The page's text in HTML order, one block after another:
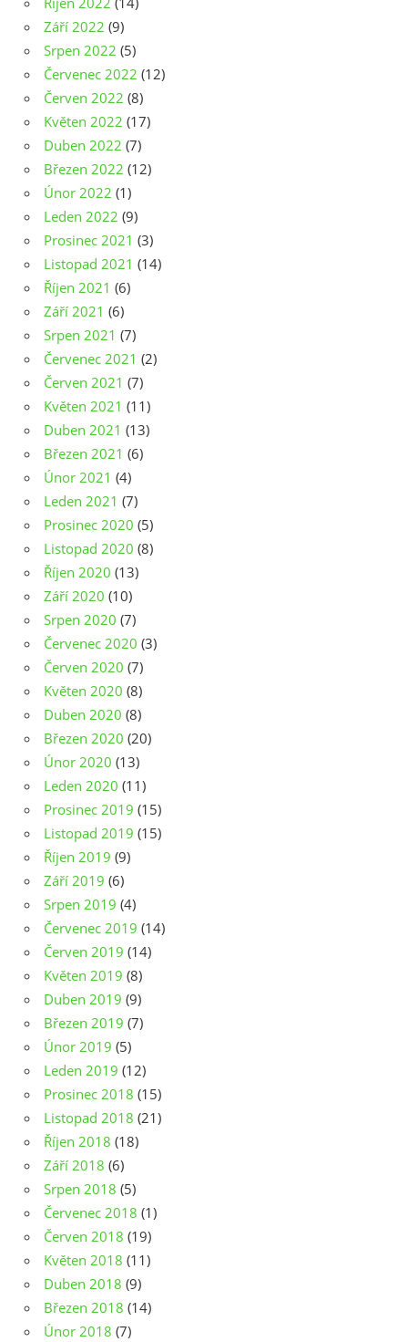
Září 2022 (9)
Srpen 2022 (5)
Červenec 2022 (12)
Červen 2022 (8)
Květen 2022 (17)
Duben 2022 (7)
Březen 2022 (12)
Únor 2022 (1)
Leden 2022 (9)
Prosinec 2021 (3)
Listopad 2021 (14)
Říjen 2021 (6)
Září 2021 (6)
Srpen 2021 (7)
Červenec 2021 (2)
Červen 2021 (7)
Květen 2021 (11)
Duben 2021 (13)
Březen 2021 (6)
Únor 2021 (4)
Leden 2021 (7)
Prosinec 2020 (5)
Listopad 2020 (8)
Říjen 2020 (13)
Září 2020 (10)
Srpen 2020 (7)
Červenec 2020 (3)
Červen 2020 (7)
Květen 2020 (8)
Duben 2020 (8)
Březen 2020 (20)
Únor 2020 (13)
Leden 2020 (11)
Prosinec 2019 (15)
Listopad 2019 (15)
Říjen 2019 (9)
Září 2019 (6)
Srpen 2019 (4)
Červenec 2019 (14)
Červen 2019 (14)
Květen 2019 (8)
Duben 2019 (9)
Březen 2019 (7)
Únor 2019 (5)
Leden 2019 (12)
Prosinec 2018 (15)
Listopad 2018 (21)
Říjen 2018 (18)
Září 2018 (6)
Srpen 2018 (5)
Červenec 2018 (1)
Červen 2018 (19)
Květen 2018 (11)
Duben 2018 (9)
Březen 2018 (14)
Únor 2018 (7)